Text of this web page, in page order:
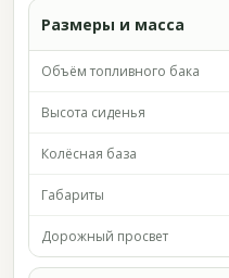
Размеры и масса
Объём топливного бака
Высота сиденья
Колёсная база
Габариты
Дорожный просвет